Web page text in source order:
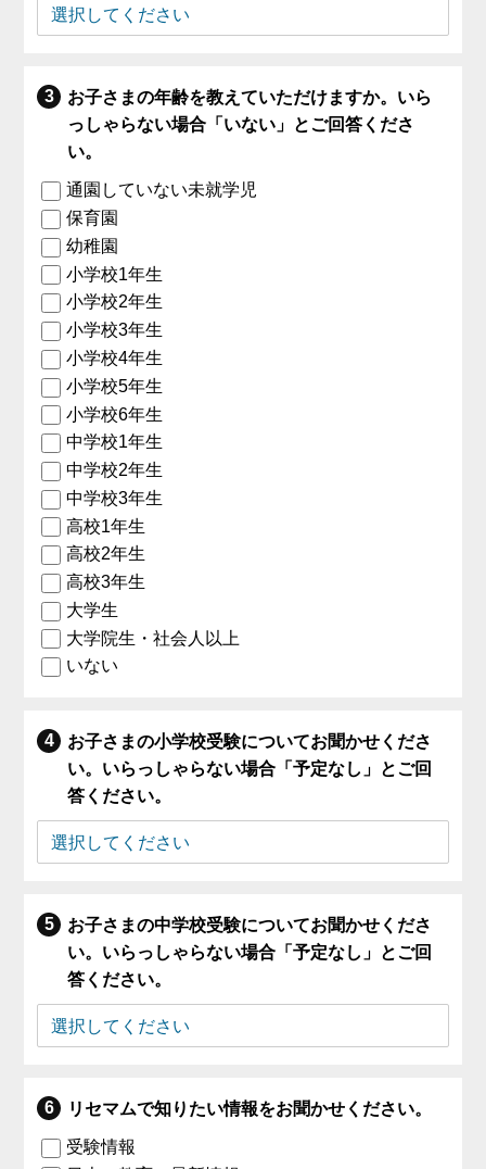
お子さまの年齢を教えていただけますか。いら
っしゃらない場合「いない」とご回答くださ
い。
通園していない未就学児
保育園
幼稚園
小学校1年生
小学校2年生
小学校3年生
小学校4年生
小学校5年生
小学校6年生
中学校1年生
中学校2年生
中学校3年生
高校1年生
高校2年生
高校3年生
大学生
大学院生・社会人以上
いない
お子さまの小学校受験についてお聞かせくださ
い。いらっしゃらない場合「予定なし」とご回
答ください。
お子さまの中学校受験についてお聞かせくださ
い。いらっしゃらない場合「予定なし」とご回
答ください。
リセマムで知りたい情報をお聞かせください。
受験情報